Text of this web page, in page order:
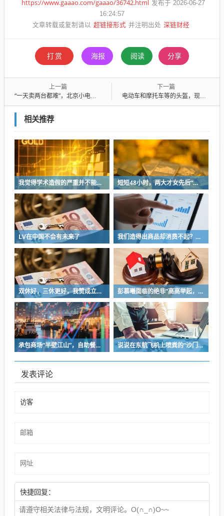
https://www.gaaao.com/gaaao/36742.html
发布于 2026-06-27
16:24:57
文章转载或复制请以 超链接形式 并注明出处 深链财经
打赏 海报 阅读 分享
上一篇
“一天卖两台都难”，北京小电驴仍集体涨价
下一篇
电动车和摩托车等的头盔，现在已经是强制安全措施，和是不是附件无关
相关推荐
我觉得学术造假的严重并不能一味地怪学术界 短短48小时，两大才女先后“翻车”！
LV在中国不会有未来了 我们造得出商品却消费不起？中国决不会是这样的！
双休好，三休更好，我赞成立法强制双休 彭慕曦面临的绝非“高高举起，轻轻放下”
承包商场“半壁江山”，自助餐为什么越开越多？ 说说在东航飞机上喷粪的“沙门世家”
发表评论
快捷回复：